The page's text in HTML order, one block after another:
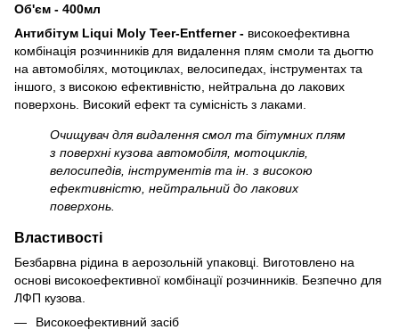
Об'єм - 400мл
Антибітум Liqui Moly Teer-Entferner - високоефективна
комбінація розчинників для видалення плям смоли та дьогтю
на автомобілях, мотоциклах, велосипедах, інструментах та
іншого, з високою ефективністю, нейтральна до лакових
поверхонь. Високий ефект та сумісність з лаками.
Очищувач для видалення смол та бітумних плям
з поверхні кузова автомобіля, мотоциклів,
велосипедів, інструментів та ін. з високою
ефективністю, нейтральний до лакових
поверхонь.
Властивості
Безбарвна рідина в аерозольній упаковці. Виготовлено на
основі високоефективної комбінації розчинників. Безпечно для
ЛФП кузова.
Високоефективний засіб